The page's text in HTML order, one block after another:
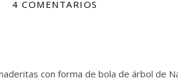
4 COMENTARIOS
con forma de bola de árbol de